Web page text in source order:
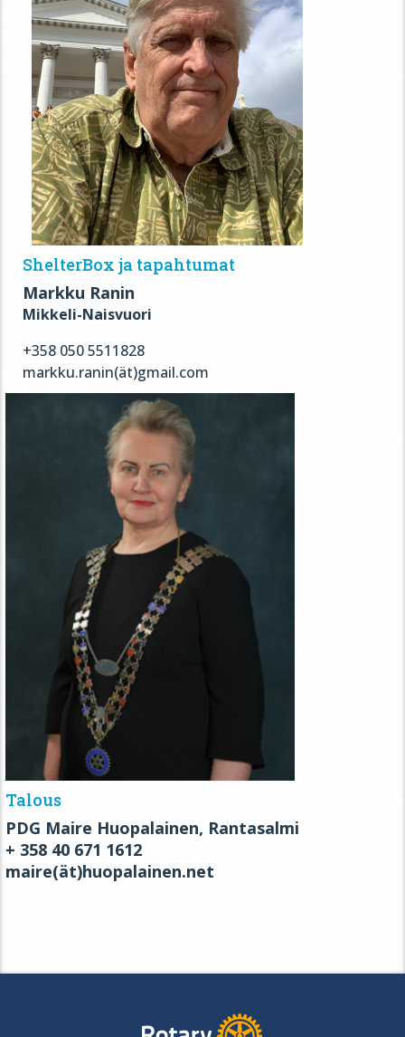
ShelterBox ja tapahtumat
Markku Ranin
Mikkeli-Naisvuori
+358 050 5511828
markku.ranin(ät)gmail.com
Talous
PDG Maire Huopalainen, Rantasalmi
+ 358 40 671 1612
maire(ät)huopalainen.net